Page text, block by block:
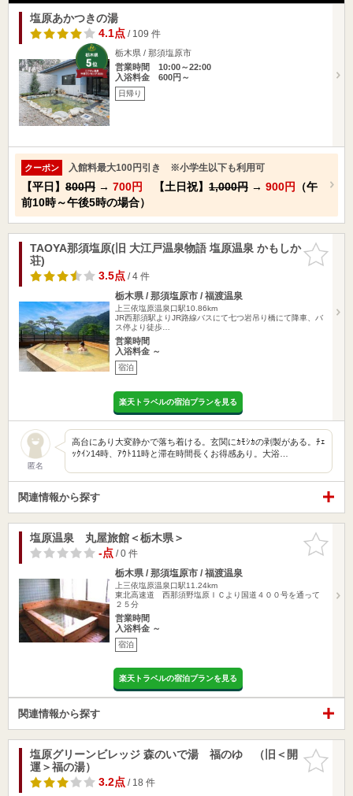
塩原あかつきの湯
4.1点/ 109 件
栃木県 / 那須塩原市
営業時間 10:00～22:00
入浴料金 600円～
日帰り
クーポン 入館料最大100円引き ※小学生以下も利用可
【平日】 800円 → 700円 【土日祝】 1,000円 → 900円
（午
前10時～午後5時の場合）
お気に入
りに追加
TAOYA那須塩原(旧 大江戸温泉物語 塩原温泉 かもしか
荘)
3.5点/ 4 件
栃木県 / 那須塩原市 / 福渡温泉
上三依塩原温泉口駅10.86km
JR西那須駅よりJR路線バスにて七つ岩吊り橋にて降車、バ
ス停より徒歩…
営業時間
入浴料金 ～
宿泊
楽天トラベルの宿泊プランを見る
匿名
高台にあり大変静かで落ち着ける。玄関にｶﾓｼｶの剥製がある。ﾁｪ
ｯｸｲﾝ14時、ｱｳﾄ11時と滞在時間長くお得感あり。大浴…
関連情報から探す
お気に入
りに追加
塩原温泉 丸屋旅館＜栃木県＞
-点/ 0 件
栃木県 / 那須塩原市 / 福渡温泉
上三依塩原温泉口駅11.24km
東北高速道 西那須野塩原ＩＣより国道４００号を通って
２５分
営業時間
入浴料金 ～
宿泊
楽天トラベルの宿泊プランを見る
関連情報から探す
お気に入
りに追加
塩原グリーンビレッジ 森のいで湯 福のゆ （旧＜開
運＞福の湯）
3.2点/ 18 件